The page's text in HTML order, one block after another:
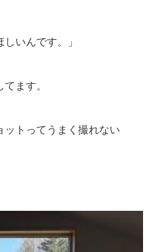
いんです。」
ます。
トってうまく撮れない